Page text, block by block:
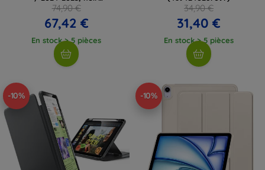
(5906302363469)
74,90 €
67,42 €
En stock > 5 pièces
34,90 €
31,40 €
En stock > 5 pièces
-10% -10%